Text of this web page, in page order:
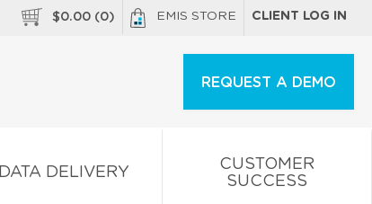
$0.00 (0) EMIS STORE CLIENT LOG IN
REQUEST A DEMO
DATA DELIVERY
CUSTOMER
SUCCESS